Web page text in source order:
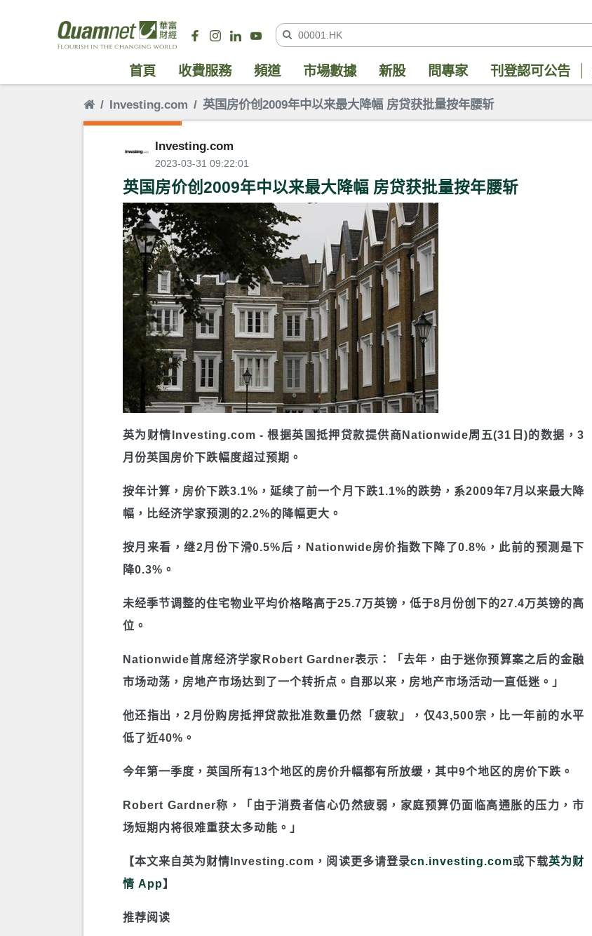
首頁 收費服務 頻道 市場數據 新股 問專家 刊登認可公告
Investing.com 英国房价创2009年中以来最大降幅 房贷获批量按年腰斩
Investing.com
2023-03-31 09:22:01
英国房价创2009年中以来最大降幅 房贷获批量按年腰斩
英为财情Investing.com - 根据英国抵押贷款提供商Nationwide周五(31日)的数据，3
月份英国房价下跌幅度超过预期。
按年计算，房价下跌3.1%，延续了前一个月下跌1.1%的跌势，系2009年7月以来最大降
幅，比经济学家预测的2.2%的降幅更大。
按月来看，继2月份下滑0.5%后，Nationwide房价指数下降了0.8%，此前的预测是下
降0.3%。
未经季节调整的住宅物业平均价格略高于25.7万英镑，低于8月份创下的27.4万英镑的高
位。
Nationwide首席经济学家Robert Gardner表示：「去年，由于迷你预算案之后的金融
市场动荡，房地产市场达到了一个转折点。自那以来，房地产市场活动一直低迷。」
他还指出，2月份购房抵押贷款批准数量仍然「疲软」，仅43,500宗，比一年前的水平
低了近40%。
今年第一季度，英国所有13个地区的房价升幅都有所放缓，其中9个地区的房价下跌。
Robert Gardner称，「由于消费者信心仍然疲弱，家庭预算仍面临高通胀的压力，市
场短期内将很难重获太多动能。」
【本文来自英为财情Investing.com，阅读更多请登录cn.investing.com或下载英为财
情 App】
推荐阅读